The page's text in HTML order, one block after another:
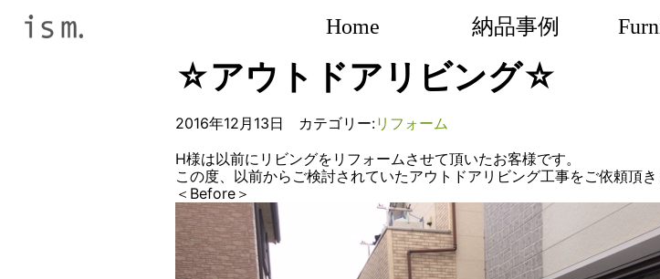
Home 納品事例
☆アウトドアリビング☆
2016年12月13日 カテゴリー:リフォーム
H様は以前にリビングをリフォームさせて頂いたお客様です。
この度、以前からご検討されていたアウトドアリビング工事をご依頼頂き
＜Before＞